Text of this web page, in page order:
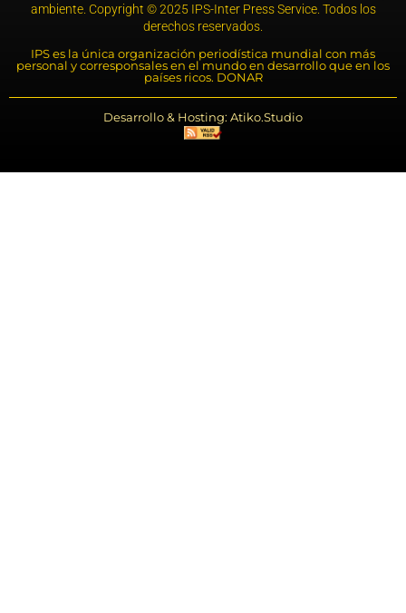
ambiente. Copyright © 2025 IPS-Inter Press Service. Todos los
derechos reservados.
IPS es la única organización periodística mundial con más
personal y corresponsales en el mundo en desarrollo que en los
países ricos. DONAR
Desarrollo & Hosting: Atiko.Studio